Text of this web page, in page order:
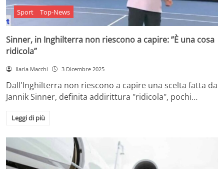
Sport Top-News
Sinner, in Inghilterra non riescono a capire: ”È una cosa
ridicola”
Ilaria Macchi 3 Dicembre 2025
Dall'Inghilterra non riescono a capire una scelta fatta da
Jannik Sinner, definita addirittura "ridicola", pochi…
Leggi di più